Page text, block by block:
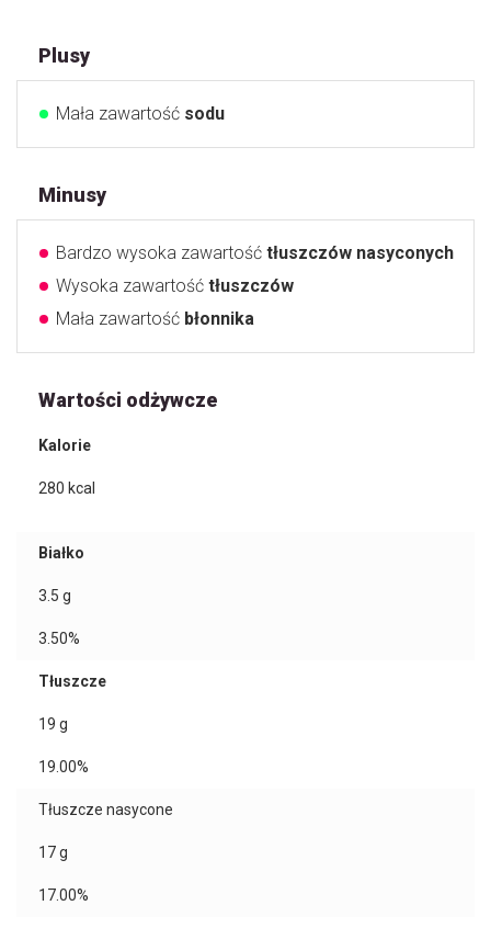
Plusy
Mała zawartość sodu
Minusy
Bardzo wysoka zawartość tłuszczów nasyconych
Wysoka zawartość tłuszczów
Mała zawartość błonnika
Wartości odżywcze
Kalorie
280 kcal
Białko
3.5 g
3.50%
Tłuszcze
19 g
19.00%
Tłuszcze nasycone
17g
17.00%